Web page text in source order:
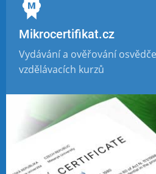
Mikrocertifikat.cz
Vydávání a ověřování
vzdělávacích kurzů